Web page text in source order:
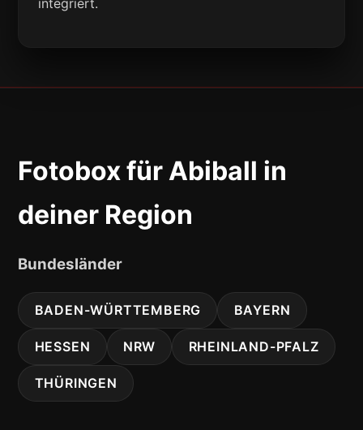
integriert.
Fotobox für Abiball in
deiner Region
Bundesländer
BADEN-WÜRTTEMBERG BAYERN
HESSEN NRW RHEINLAND-PFALZ
THÜRINGEN